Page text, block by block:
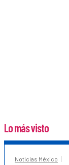
Lo más visto
Noticias México